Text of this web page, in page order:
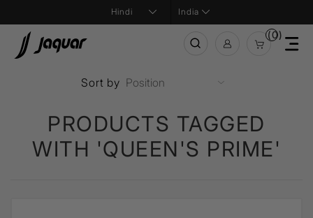
India
(0)
PRODUCTS TAGGED
WITH 'QUEEN'S PRIME'
Sort by